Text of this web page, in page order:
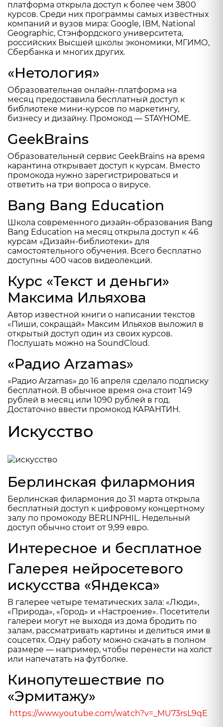
платформа открыла доступ к более чем 3800
курсов. Среди них программы самых известных
компаний и вузов мира: Google, IBM, National
Geographic, Стэнфордского университета,
российских Высшей школы экономики, МГИМО,
Сбербанка и многих других.
«Нетология»
Образовательная онлайн-платформа на
месяц предоставила бесплатный доступ к
библиотеке мини-курсов по маркетингу,
бизнесу и дизайну. Промокод — STAYHOME.
GeekBrains
Образовательный сервис GeekBrains на время
карантина открывает доступ к курсам. Вместо
промокода нужно зарегистрироваться и
ответить на три вопроса о вирусе.
Bang Bang Education
Школа современного дизайн-образования Bang
Bang Education на месяц открыла доступ к 46
курсам «Дизайн-библиотеки» для
самостоятельного обучения. Всего бесплатно
доступны 400 часов видеолекций.
Курс «Текст и деньги»
Максима Ильяхова
Автор известной книги о написании текстов
«Пиши, сокращай» Максим Ильяхов выложил в
открытый доступ один из своих курсов.
Послушать можно на SoundCloud.
«Радио Arzamas»
«Радио Arzamas» до 16 апреля сделало подписку
бесплатной. В обычное время она стоит 149
рублей в месяц или 1090 рублей в год.
Достаточно ввести промокод КАРАНТИН.
Искусство
Берлинская филармония
Берлинская филармония до 31 марта открыла
бесплатный доступ к цифровому концертному
залу по промокоду BERLINPHIL. Недельный
доступ обычно стоит от 9,99 евро.
Интересное и бесплатное
Галерея нейросетевого
искусства «Яндекса»
В галерее четыре тематических зала: «Люди»,
«Природа», «Город» и «Настроение». Посетители
галереи могут не выходя из дома бродить по
залам, рассматривать картины и делиться ими в
соцсетях. Одну работу можно скачать в полном
размере — например, чтобы перенести на холст
или напечатать на футболке.
Кинопутешествие по
«Эрмитажу»
https://www.youtube.com/watch?v=_MU73rsL9qE